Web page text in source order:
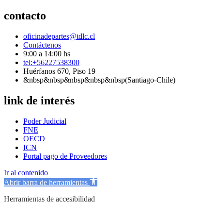
contacto
oficinadepartes@tdlc.cl
Contáctenos
9:00 a 14:00 hs
tel:+56227538300
Huérfanos 670, Piso 19
&nbsp&nbsp&nbsp&nbsp&nbsp(Santiago-Chile)
link de interés
Poder Judicial
FNE
OECD
ICN
Portal pago de Proveedores
Ir al contenido
Abrir barra de herramientas
Herramientas de accesibilidad